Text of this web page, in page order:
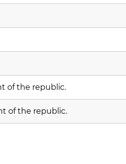
of the republic.
of the republic.